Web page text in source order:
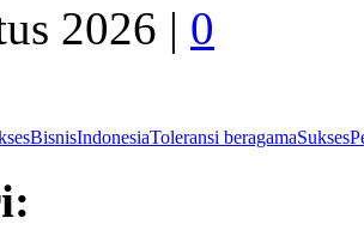
2026 | 0
BisnisIndonesiaToleransi beragamaSukses